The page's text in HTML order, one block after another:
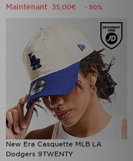
Maintenant 35,00€ - 30%
New Era Casquette MLB LA
Dodgers 9TWENTY